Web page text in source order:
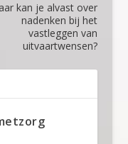
kan je alvast over
nadenken bij het
vastleggen van
uitvaartwensen?